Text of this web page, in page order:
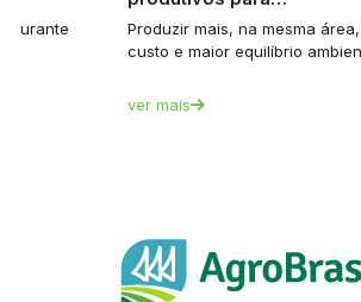
durante
Produzir mais, na mesma
custo e maior equilíbrio
ver mais